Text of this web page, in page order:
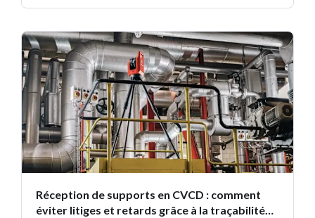
Réception de supports en CVCD : comment
éviter litiges et retards grâce à la traçabilité